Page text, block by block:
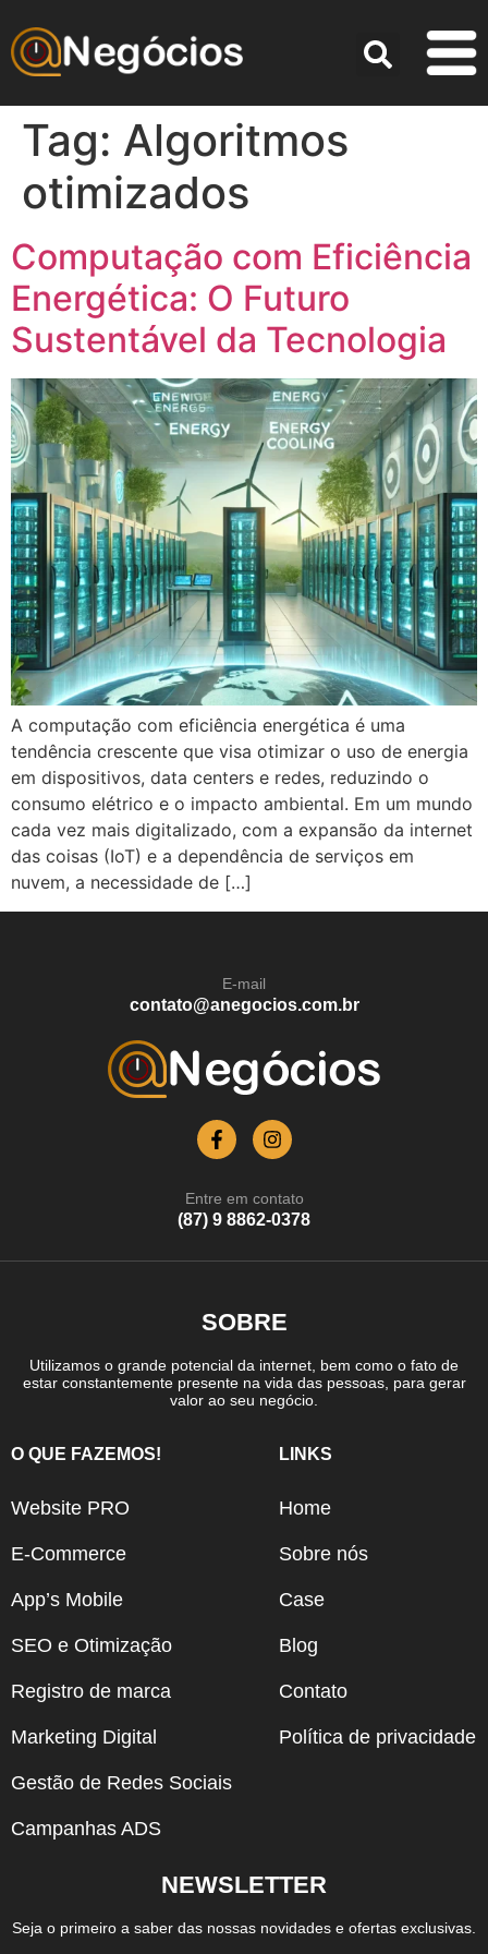
Tag: Algoritmos
otimizados
Computação com Eficiência
Energética: O Futuro
Sustentável da Tecnologia
A computação com eficiência energética é uma
tendência crescente que visa otimizar o uso de energia
em dispositivos, data centers e redes, reduzindo o
consumo elétrico e o impacto ambiental. Em um mundo
cada vez mais digitalizado, com a expansão da internet
das coisas (IoT) e a dependência de serviços em
nuvem, a necessidade de […]
E-mail
contato@anegocios.com.br
Entre em contato
(87) 9 8862-0378
SOBRE
Utilizamos o grande potencial da internet, bem como o fato de
estar constantemente presente na vida das pessoas, para gerar
valor ao seu negócio.
O QUE FAZEMOS!
Website PRO
E-Commerce
App’s Mobile
SEO e Otimização
Registro de marca
Marketing Digital
Gestão de Redes Sociais
Campanhas ADS
LINKS
Home
Sobre nós
Case
Blog
Contato
Política de privacidade
NEWSLETTER
Seja o primeiro a saber das nossas novidades e ofertas exclusivas.